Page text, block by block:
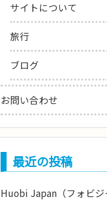
サイトについて
旅行
ブログ
お問い合わせ
最近の投稿
Huobi Japan（フォビ